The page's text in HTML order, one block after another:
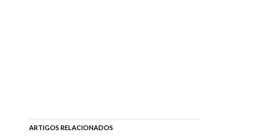
ARTIGOS RELACIONADOS